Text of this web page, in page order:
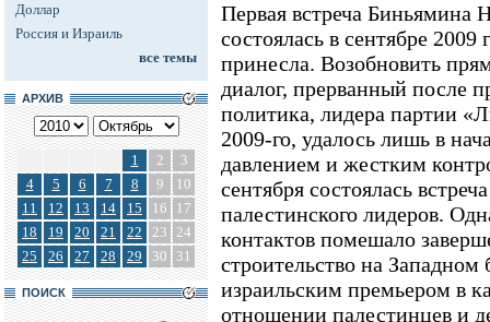
Доллар
Россия и Израиль
все темы
АРХИВ
1 2
3
4
5 6 7 8 9
10
11
12 13 14 15 16
17
18
19 20 21 22 23 24
25
26 27 28 29 30 31
ПОИСК
Первая встреча Биньямина
состоялась в сентябре 2009
принесла. Возобновить
диалог, прерванный после
политика, лидера партии
2009-го, удалось лишь в
давлением и жестким
сентября состоялась
палестинского лидеров.
контактов помешало
строительство на Западном
израильским премьером в
отношении палестинцев и